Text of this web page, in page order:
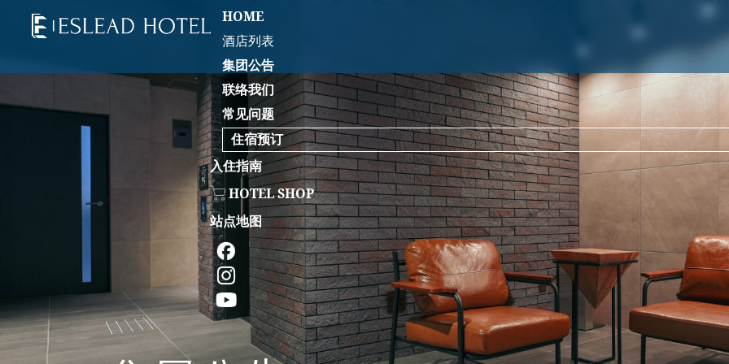
HOME
酒店列表
集团公告
联络我们
常见问题
住宿预订
入住指南
HOTEL SHOP
站点地图